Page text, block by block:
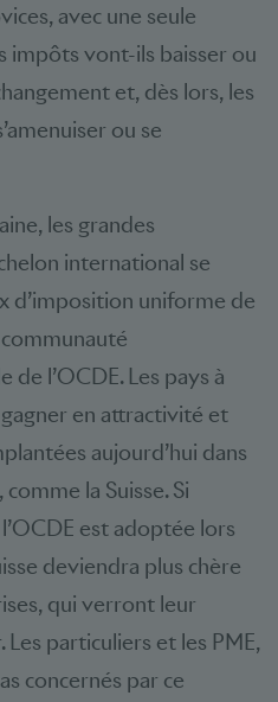
avec une seule
impôts vont-ils baisser ou
et, dès lors, les
ou se
les grandes
international se
d’imposition uniforme de
communauté
de l’OCDE. Les pays à
en attractivité et
aujourd’hui dans
la Suisse. Si
est adoptée lors
deviendra plus chère
qui verront leur
particuliers et les PME,
concernés par ce